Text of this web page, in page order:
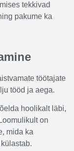
tekkivad
pakume ka
töötajate
tööd ja aega.
hoolikalt läbi,
on
mida ka